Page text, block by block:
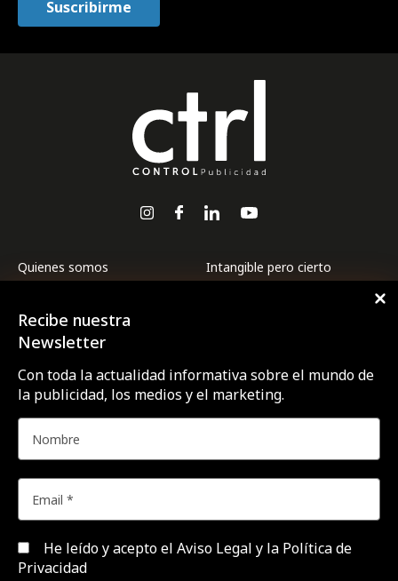
Recibe nuestra
Newsletter
Con toda la actualidad informativa sobre el mundo de
la publicidad, los medios y el marketing.
He leído y acepto el Aviso Legal y la Política de
Privacidad
Quienes somos
Revista CTRL
Suscríbete
Contacto
Agencias
Área de expertos
Campañas
Empresas y Negocios
Festivales y premios
Formación y estudios
Intangible pero cierto
Marcas y ESG
Medios
Opinión
Targets